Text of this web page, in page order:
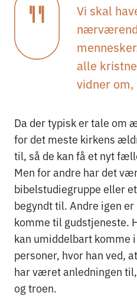
Vi skal
alle
vidner
Da der typisk er tale om
for det meste kirkens
til, så de kan få et nyt
Men for andre har det
bibelstudiegruppe eller
begyndt til. Andre igen
komme til gudstjeneste.
kan umiddelbart komme
personer, hvor han ved,
har været anledningen
og troen.